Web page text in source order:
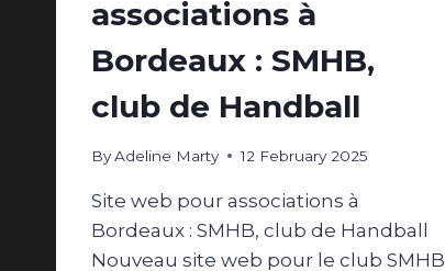
associations à
Bordeaux : SMHB,
club de Handball
ByAdeline Marty 12 February 2025
Site web pour associations à
Bordeaux : SMHB, club de Handball
Nouveau site web pour le club SMHB